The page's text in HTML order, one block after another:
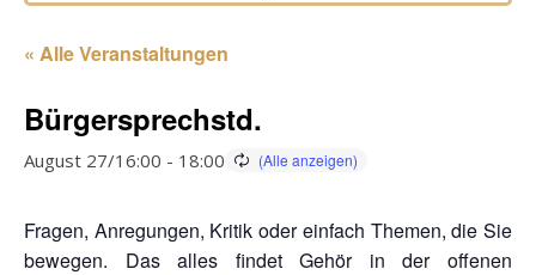
« Alle Veranstaltungen
Bürgersprechstd.
August 27/16:00 - 18:00
Fragen, Anregungen, Kritik oder einfach Themen, die Sie
bewegen. Das alles findet Gehör in der offenen